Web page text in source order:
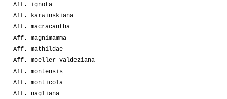
Aff. ignota
Aff. karwinskiana
Aff. macracantha
Aff. magnimamma
Aff. mathildae
Aff. moeller-valdeziana
Aff. montensis
Aff. monticola
Aff. nagliana